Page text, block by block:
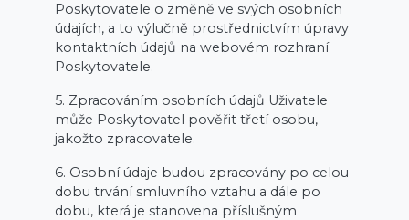
Poskytovatele o změně ve svých osobních
údajích, a to výlučně prostřednictvím úpravy
kontaktních údajů na webovém rozhraní
Poskytovatele.
5. Zpracováním osobních údajů Uživatele
může Poskytovatel pověřit třetí osobu,
jakožto zpracovatele.
6. Osobní údaje budou zpracovány po celou
dobu trvání smluvního vztahu a dále po
dobu, která je stanovena příslušným